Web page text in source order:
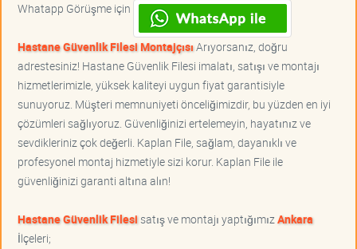
Whatapp Görüşme için
Hastane Güvenlik Filesi MontajçısıArıyorsanız, doğru
adrestesiniz! Hastane Güvenlik Filesi imalatı, satışı ve montajı
hizmetlerimizle, yüksek kaliteyi uygun fiyat garantisiyle
sunuyoruz. Müşteri memnuniyeti önceliğimizdir, bu yüzden en iyi
çözümleri sağlıyoruz. Güvenliğinizi ertelemeyin, hayatınız ve
sevdikleriniz çok değerli. Kaplan File, sağlam, dayanıklı ve
profesyonel montaj hizmetiyle sizi korur. Kaplan File ile
güvenliğinizi garanti altına alın!
Hastane Güvenlik Filesisatış ve montajı yaptığımızAnkara
İlçeleri;